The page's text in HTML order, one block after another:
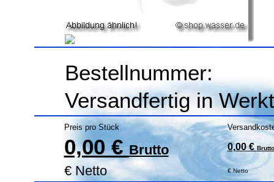
Bestellnummer:
Versandfertig in
Preis pro Stück
0,00 €Brutto 0,00 € Brutto
€ Netto € Netto